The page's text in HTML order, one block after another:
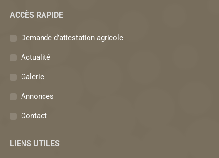
Facebook
dans
une
fenêtre
YouTube
dans
une
fenêtre
Instagram
dans
une
ACCÈS RAPIDE
Demande d’attestation agricole
Actualité
Galerie
Annonces
Contact
LIENS UTILES